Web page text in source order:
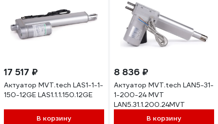
17 517 ₽
Актуатор MVT.tech LAS1-1-1-
150-12GE LAS1.1.1.150.12GE
В корзину
8 836 ₽
Актуатор MVT.tech LAN5-31-
1-200-24 MVT
LAN5.31.1.200.24MVT
В корзину